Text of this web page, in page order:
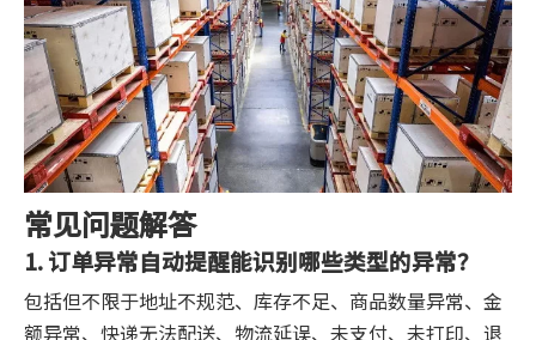
常见问题解答
1. 订单异常自动提醒能识别哪些类型的异常？
包括但不限于地址不规范、库存不足、商品数量异常、金
额异常、快递无法配送、物流延误、未支付、未打印、退